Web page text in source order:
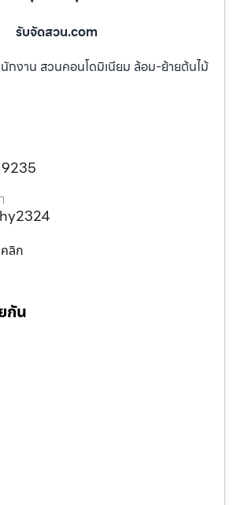
รับจัดสวน.com
กงาน สวนคอนโดมิเนียม ล้อม-ย้ายต้นไม้
ลิก
กัน